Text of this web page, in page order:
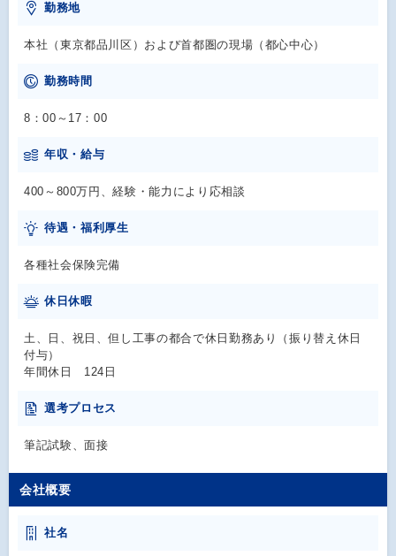
勤務地
本社（東京都品川区）および首都圏の現場（都心中心）
勤務時間
8：00～17：00
年収・給与
400～800万円、経験・能力により応相談
待遇・福利厚生
各種社会保険完備
休日休暇
土、日、祝日、但し工事の都合で休日勤務あり（振り替え休日
付与）
年間休日 124日
選考プロセス
筆記試験、面接
会社概要
社名